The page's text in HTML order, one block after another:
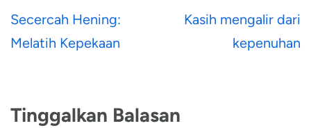
Navigasi
pos
Secercah Hening:
Melatih Kepekaan
Kasih mengalir dari
kepenuhan
Tinggalkan Balasan